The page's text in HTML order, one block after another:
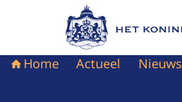
Naar de homepage
Home Actueel Nieuws